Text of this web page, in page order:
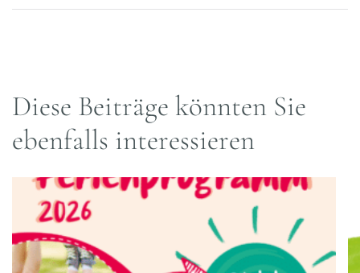
Diese Beiträge könnten Sie
ebenfalls interessieren